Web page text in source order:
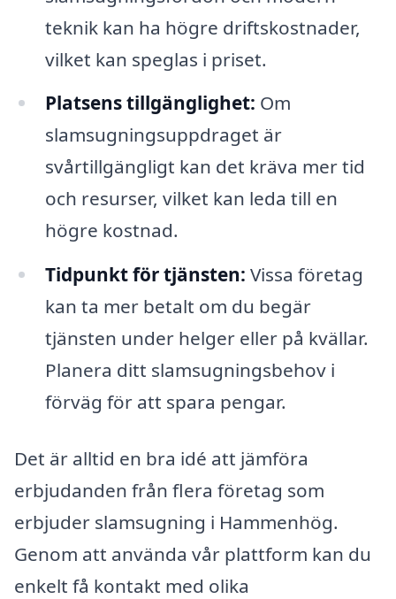
teknik kan ha högre driftskostnader,
vilket kan speglas i priset.
Platsens tillgänglighet: Om
slamsugningsuppdraget är
svårtillgängligt kan det kräva mer tid
och resurser, vilket kan leda till en
högre kostnad.
Tidpunkt för tjänsten: Vissa företag
kan ta mer betalt om du begär
tjänsten under helger eller på kvällar.
Planera ditt slamsugningsbehov i
förväg för att spara pengar.
Det är alltid en bra idé att jämföra
erbjudanden från flera företag som
erbjuder slamsugning i Hammenhög.
Genom att använda vår plattform kan du
enkelt få kontakt med olika